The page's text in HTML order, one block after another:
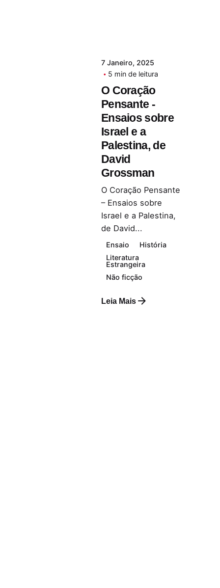
7 Janeiro, 2025
5 min de leitura
O Coração
Pensante -
Ensaios sobre
Israel e a
Palestina, de
David
Grossman
O Coração Pensante
– Ensaios sobre
Israel e a Palestina,
de David...
Ensaio
História
Literatura
Estrangeira
Não ficção
Leia Mais